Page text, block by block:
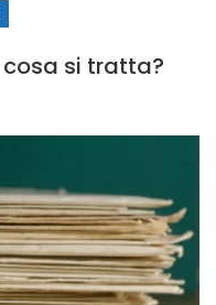
si tratta?